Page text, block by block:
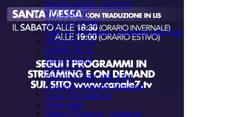
PRODUZIONI - EVENTI
RELAZIONI
TG7 LIS SPORT
Sulla via di Emmaus - Domande sulla Fede
INFOSALUTE
RADIO ELLE
Buona Visione
CIVICO 74
SPECIALE BIT MILANO
Consiglio Comunale Monopoli
Civico 74 Edizione 2
Primo piano
Musica d'Attracco - Spettacoli